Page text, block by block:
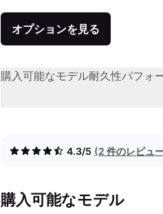
オプションを見る
購入可能なモデル耐久性パフォ
4.3/5 (2 件のレビュ
購入可能なモデル